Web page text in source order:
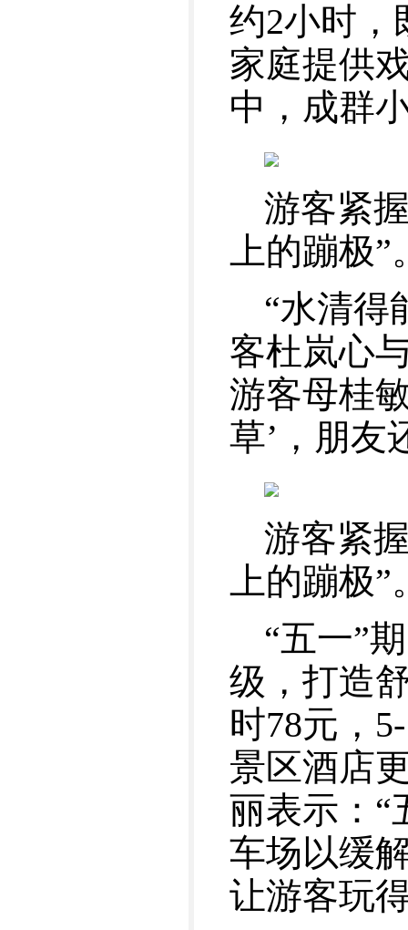
约2小时，
家庭提供
中，成群
游客紧
上的蹦极”
“水清得
客杜岚心
游客母桂
草’，朋友
游客紧
上的蹦极”
“五一”
级，打造
时78元，
景区酒店
丽表示：“
车场以缓
让游客玩